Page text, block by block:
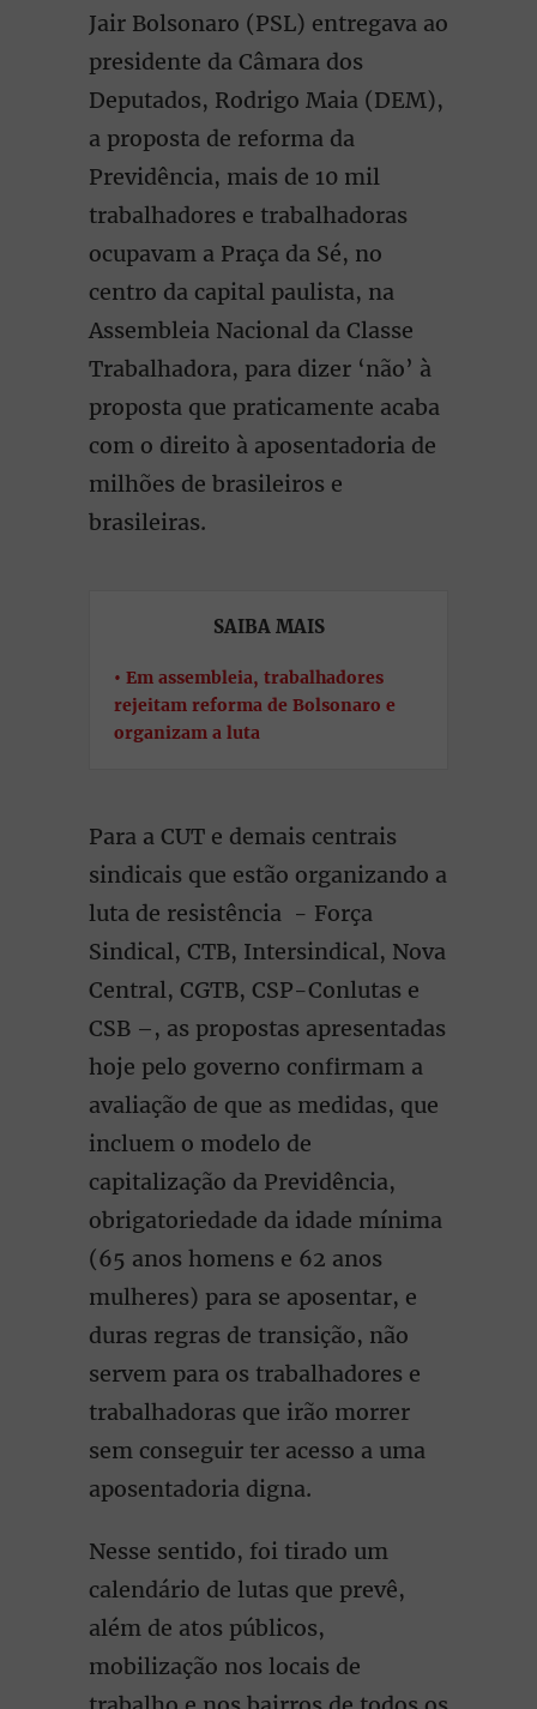
Jair Bolsonaro (PSL) entregava ao
presidente da Câmara dos
Deputados, Rodrigo Maia (DEM),
a proposta de reforma da
Previdência, mais de 10 mil
trabalhadores e trabalhadoras
ocupavam a Praça da Sé, no
centro da capital paulista, na
Assembleia Nacional da Classe
Trabalhadora, para dizer ‘não’ à
proposta que praticamente acaba
com o direito à aposentadoria de
milhões de brasileiros e
brasileiras.
SAIBA MAIS
Em assembleia, trabalhadores
rejeitam reforma de Bolsonaro e
organizam a luta
Para a CUT e demais centrais
sindicais que estão organizando a
luta de resistência - Força
Sindical, CTB, Intersindical, Nova
Central, CGTB, CSP-Conlutas e
CSB –, as propostas apresentadas
hoje pelo governo confirmam a
avaliação de que as medidas, que
incluem o modelo de
capitalização da Previdência,
obrigatoriedade da idade mínima
(65 anos homens e 62 anos
mulheres) para se aposentar, e
duras regras de transição, não
servem para os trabalhadores e
trabalhadoras que irão morrer
sem conseguir ter acesso a uma
aposentadoria digna.
Nesse sentido, foi tirado um
calendário de lutas que prevê,
além de atos públicos,
mobilização nos locais de